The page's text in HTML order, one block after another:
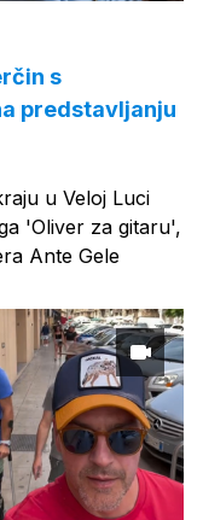
s
predstavljanju
u Veloj Luci
'Oliver za gitaru',
Ante Gele